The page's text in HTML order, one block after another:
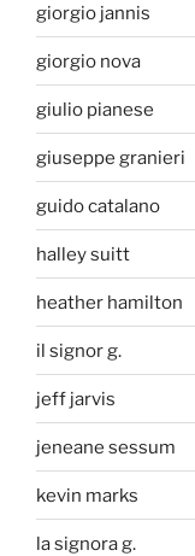
giorgio jannis
giorgio nova
giulio pianese
giuseppe granieri
guido catalano
halley suitt
heather hamilton
il signor g.
jeff jarvis
jeneane sessum
kevin marks
la signora g.